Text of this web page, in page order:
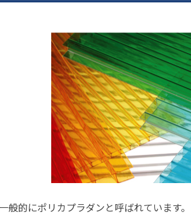
的にポリカプラダンと呼ばれています。